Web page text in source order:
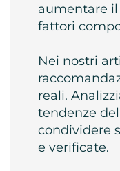
aumentare
fattori
Nei nostri
reali.
tendenze
condividere
e verificate.